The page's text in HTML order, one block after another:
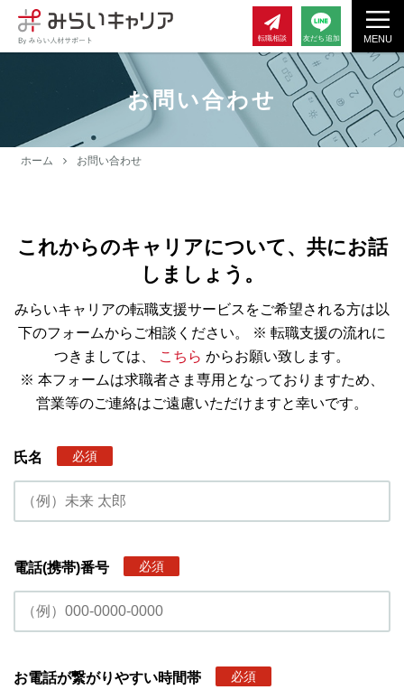
MENU
転職相談 友だち追加
お問い合わせ
ホーム お問い合わせ
これからのキャリアについて、共にお話
しましょう。
みらいキャリアの転職支援サービスをご希望される方は以
下のフォームからご相談ください。
※ 転職支援の流れに
つきましては、
こちら からお願い致します。
※ 本フォームは求職者さま専用となっておりますため、
営業等のご連絡はご遠慮いただけますと幸いです。
氏名 必須
電話(携帯)番号 必須
お電話が繋がりやすい時間帯 必須